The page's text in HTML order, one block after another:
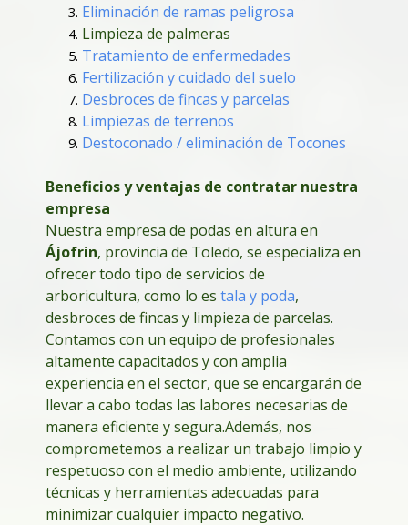
Eliminación de ramas peligrosa
Limpieza de palmeras
Tratamiento de enfermedades
Fertilización y cuidado del suelo
Desbroces de fincas y parcelas
Limpiezas de terrenos
Destoconado / eliminación de Tocones
Beneficios y ventajas de contratar nuestra
empresa
Nuestra empresa de podas en altura en
Ájofrin, provincia de Toledo, se especializa en
ofrecer todo tipo de servicios de
arboricultura, como lo es tala y poda,
desbroces de fincas y limpieza de parcelas.
Contamos con un equipo de profesionales
altamente capacitados y con amplia
experiencia en el sector, que se encargarán de
llevar a cabo todas las labores necesarias de
manera eficiente y segura.Además, nos
comprometemos a realizar un trabajo limpio y
respetuoso con el medio ambiente, utilizando
técnicas y herramientas adecuadas para
minimizar cualquier impacto negativo.